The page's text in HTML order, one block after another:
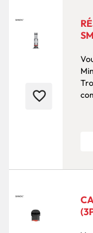
favorite_border